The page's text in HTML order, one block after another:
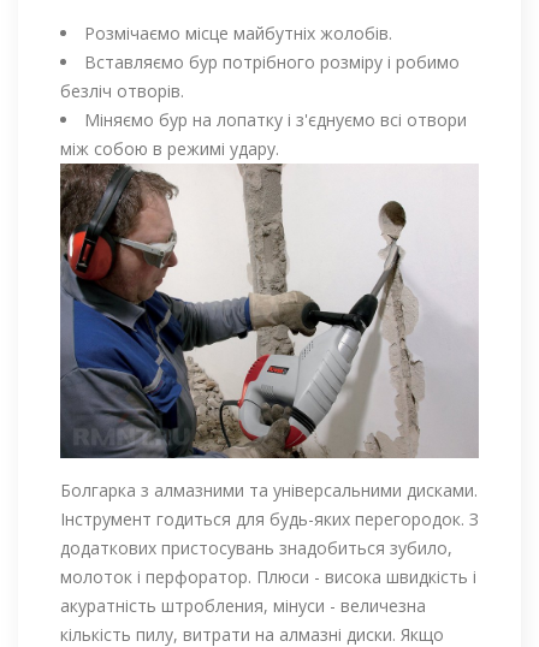
Розмічаємо місце майбутніх жолобів.
Вставляємо бур потрібного розміру і робимо
безліч отворів.
Міняємо бур на лопатку і з'єднуємо всі отвори
між собою в режимі удару.
Болгарка з алмазними та універсальними дисками.
Інструмент годиться для будь-яких перегородок. З
додаткових пристосувань знадобиться зубило,
молоток і перфоратор. Плюси - висока швидкість і
акуратність штробления, мінуси - величезна
кількість пилу, витрати на алмазні диски. Якщо